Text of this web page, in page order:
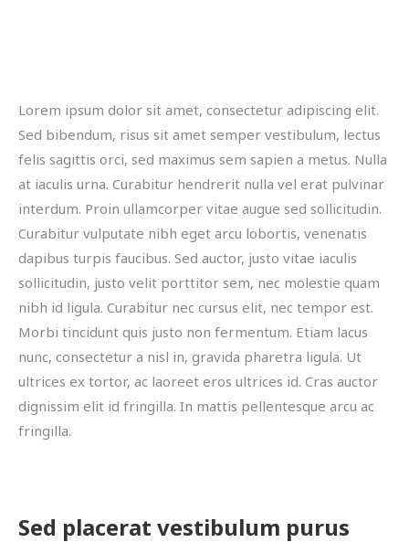
Lorem ipsum dolor sit amet, consectetur adipiscing elit.
Sed bibendum, risus sit amet semper vestibulum, lectus
felis sagittis orci, sed maximus sem sapien a metus. Nulla
at iaculis urna. Curabitur hendrerit nulla vel erat pulvinar
interdum. Proin ullamcorper vitae augue sed sollicitudin.
Curabitur vulputate nibh eget arcu lobortis, venenatis
dapibus turpis faucibus. Sed auctor, justo vitae iaculis
sollicitudin, justo velit porttitor sem, nec molestie quam
nibh id ligula. Curabitur nec cursus elit, nec tempor est.
Morbi tincidunt quis justo non fermentum. Etiam lacus
nunc, consectetur a nisl in, gravida pharetra ligula. Ut
ultrices ex tortor, ac laoreet eros ultrices id. Cras auctor
dignissim elit id fringilla. In mattis pellentesque arcu ac
fringilla.
Sed placerat vestibulum purus